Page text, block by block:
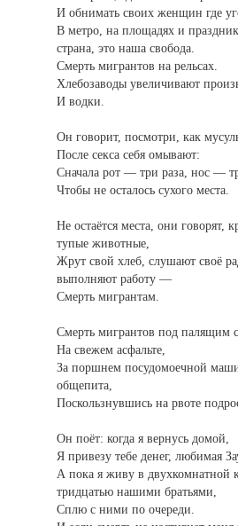
И обнимать своих женщин где
В метро, на площадях и
страна, это наша свобода.
Смерть мигрантов на рельсах.
Хлебозаводы увеличивают
И водки.
Он говорит, посмотри, как
После секса себя омывают:
Сначала рот — три раза, нос —
Чтобы не осталось сухого места.
Не остаётся места, они говорят,
тупые животные,
Жрут свой хлеб, слушают своё
выполняют работу —
Смерть мигрантам.
Смерть мигрантов под палящим
На свежем асфальте,
За поршнем посудомоечной
общепита,
Поскользнувшись на рвоте
Он поёт: когда я вернусь домой,
Я привезу тебе денег, любимая
А пока я живу в двухкомнатной
тридцатью нашими братьями,
Сплю с ними по очереди.